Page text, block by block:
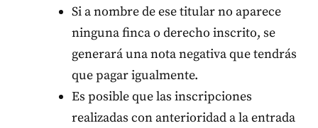
Si a nombre de ese titular no aparece
ninguna finca o derecho inscrito, se
generará una nota negativa que tendrás
que pagar igualmente.
Es posible que las inscripciones
realizadas con anterioridad a la entrada